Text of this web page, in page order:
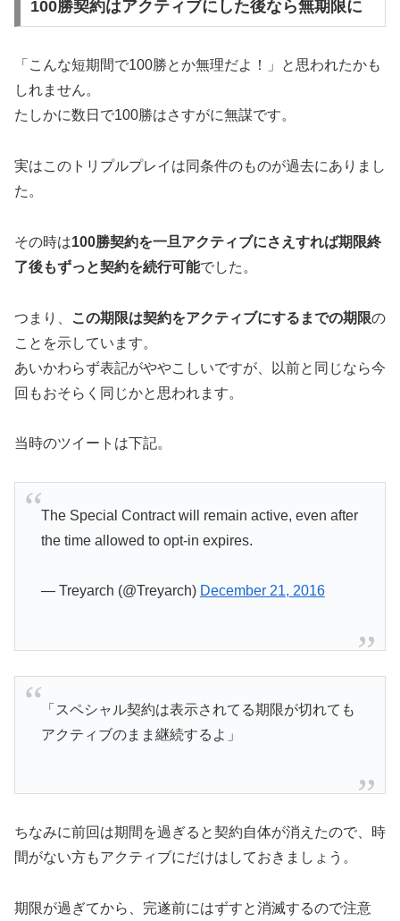
100勝契約はアクティブにした後なら無期限に
「こんな短期間で100勝とか無理だよ！」と思われたかも
しれません。
たしかに数日で100勝はさすがに無謀です。
実はこのトリプルプレイは同条件のものが過去にありまし
た。
その時は100勝契約を一旦アクティブにさえすれば期限終
了後もずっと契約を続行可能でした。
つまり、 この期限は契約をアクティブにするまでの期限の
ことを示しています。
あいかわらず表記がややこしいですが、以前と同じなら今
回もおそらく同じかと思われます。
当時のツイートは下記。
The Special Contract will remain active, even after
the time allowed to opt-in expires.
— Treyarch (@Treyarch) December 21, 2016
「スペシャル契約は表示されてる期限が切れても
アクティブのまま継続するよ」
ちなみに前回は期間を過ぎると契約自体が消えたので、時
間がない方もアクティブにだけはしておきましょう。
期限が過ぎてから、完遂前にはずすと消滅するので注意